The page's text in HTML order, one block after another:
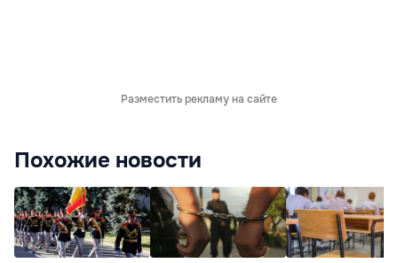
Разместить рекламу на сайте
Похожие новости